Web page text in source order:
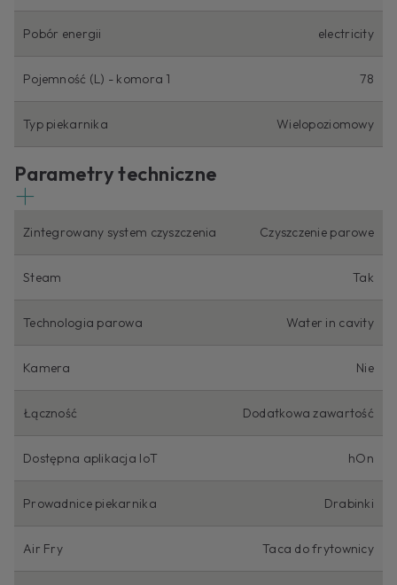
Pobór energii electricity
Pojemność (L) - komora 1 78
Typ piekarnika Wielopoziomowy
Parametry techniczne
Zintegrowany system czyszczenia Czyszczenie parowe
Steam Tak
Technologia parowa Water in cavity
Kamera Nie
Łączność Dodatkowa zawartość
Dostępna aplikacja IoT hOn
Prowadnice piekarnika Drabinki
Air Fry Taca do frytownicy